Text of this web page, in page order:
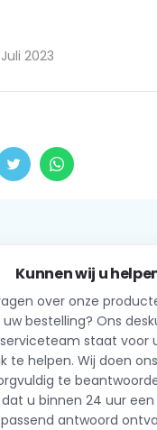
2023
Kunnen wij u
over onze
bestelling? Ons
staat voor
te helpen. Wij doen
te
u binnen 24 uur een
passend antwoord